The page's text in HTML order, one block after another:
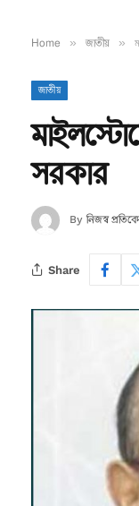
Home » জাতীয় »
জাতীয়
সরকার
By নিজস্ব
Share